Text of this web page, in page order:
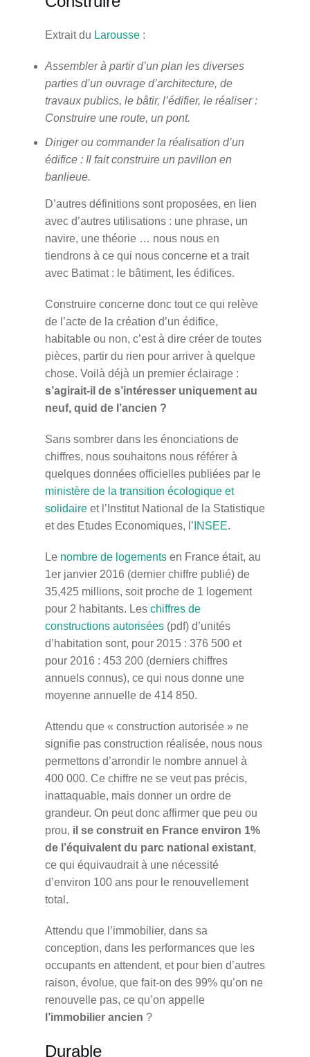
Extrait du Larousse:
Assembler à partir d’un plan les diverses
parties d’un ouvrage d’architecture, de
travaux publics, le bâtir, l’édifier, le réaliser :
Construire une route, un pont.
Diriger ou commander la réalisation d’un
édifice : Il fait construire un pavillon en
banlieue.
D’autres définitions sont proposées, en lien
avec d’autres utilisations : une phrase, un
navire, une théorie … nous nous en
tiendrons à ce qui nous concerne et a trait
avec Batimat : le bâtiment, les édifices.
Construire concerne donc tout ce qui relève
de l’acte de la création d’un édifice,
habitable ou non, c’est à dire créer de toutes
pièces, partir du rien pour arriver à quelque
chose. Voilà déjà un premier éclairage :
s’agirait-il de s’intéresser uniquement au
neuf, quid de l’ancien ?
Sans sombrer dans les énonciations de
chiffres, nous souhaitons nous référer à
quelques données officielles publiées par le
ministère de la transition écologique et
solidaireet l’Institut National de la Statistique
et des Etudes Economiques, l’ INSEE.
Le nombre de logementsen France était, au
1er janvier 2016 (dernier chiffre publié) de
35,425 millions, soit proche de 1 logement
pour 2 habitants. Les chiffres de
constructions autorisées(pdf) d’unités
d’habitation sont, pour 2015 : 376 500 et
pour 2016 : 453 200 (derniers chiffres
annuels connus), ce qui nous donne une
moyenne annuelle de 414 850.
Attendu que « construction autorisée » ne
signifie pas construction réalisée, nous nous
permettons d’arrondir le nombre annuel à
400 000. Ce chiffre ne se veut pas précis,
inattaquable, mais donner un ordre de
grandeur. On peut donc affirmer que peu ou
prou, il se construit en France environ 1%
de l’équivalent du parc national existant,
ce qui équivaudrait à une nécessité
d’environ 100 ans pour le renouvellement
total.
Attendu que l’immobilier, dans sa
conception, dans les performances que les
occupants en attendent, et pour bien d’autres
raison, évolue, que fait-on des 99% qu’on ne
renouvelle pas, ce qu’on appelle
l’immobilier ancien ?
Durable